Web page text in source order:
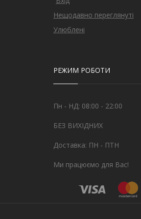
Нещодавно переглянуті
Улюблені
РЕЖИМ РОБОТИ
Пн - НД: 08:00 - 22:00
БЕЗ ВИХІДНИХ
Доставка: ПН - ПТН
Ми працюємо для Вас!